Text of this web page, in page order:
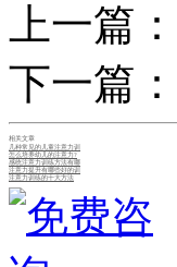
上一篇：
下一篇：
相关文章
几种常见的儿童注意力训
怎么培养幼儿的注意力?
感统注意力训练方法有哪
注意力提升有哪些好的训
注意力训练的十大方法